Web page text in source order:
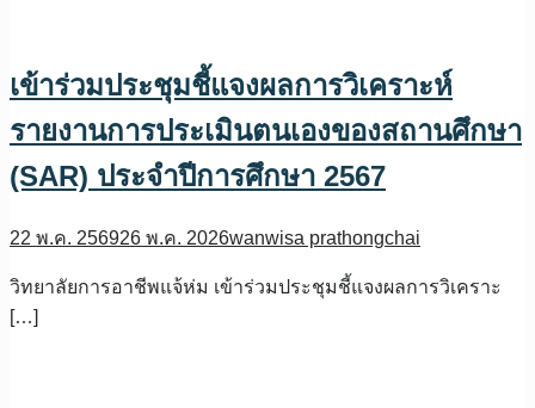
เข้าร่วมประชุมชี้แจงผลการวิเคราะห์
รายงานการประเมินตนเองของสถานศึกษา
(SAR) ประจำปีการศึกษา 2567
22 พ.ค. 256926 พ.ค. 2026wanwisa prathongchai
วิทยาลัยการอาชีพแจ้ห่ม เข้าร่วมประชุมชี้แจงผลการวิเคราะ
[…]